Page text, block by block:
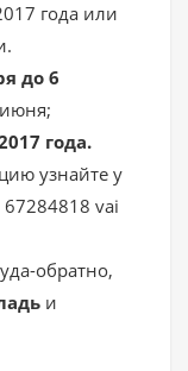
года или
до 6
года.
узнайте у
67284818 vai
обратно,
и